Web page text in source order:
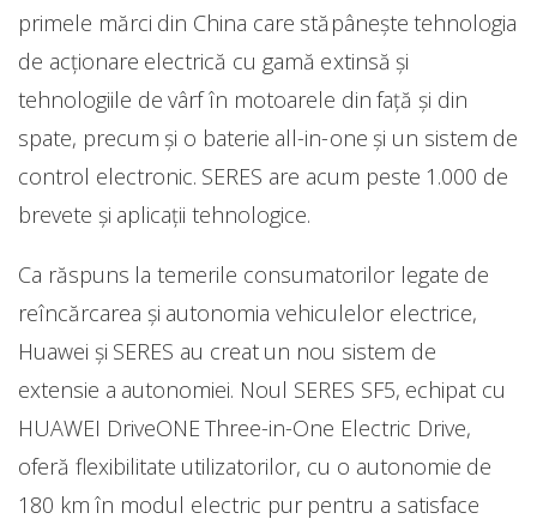
primele mărci din China care stăpânește tehnologia
de acționare electrică cu gamă extinsă și
tehnologiile de vârf în motoarele din față și din
spate, precum și o baterie all-in-one și un sistem de
control electronic. SERES are acum peste 1.000 de
brevete și aplicații tehnologice.
Ca răspuns la temerile consumatorilor legate de
reîncărcarea și autonomia vehiculelor electrice,
Huawei și SERES au creat un nou sistem de
extensie a autonomiei. Noul SERES SF5, echipat cu
HUAWEI DriveONE Three-in-One Electric Drive,
oferă flexibilitate utilizatorilor, cu o autonomie de
180 km în modul electric pur pentru a satisface